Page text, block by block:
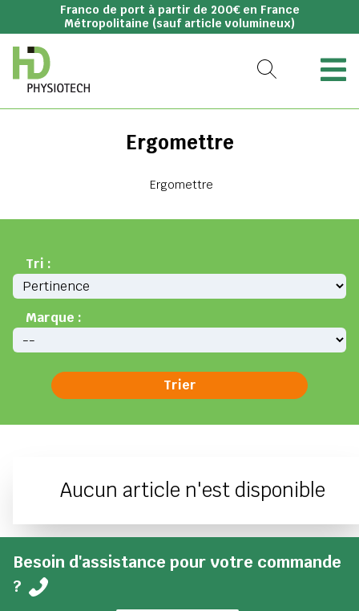
Franco de port à partir de 200€ en France
Métropolitaine (sauf article volumineux)
Ergomettre
Ergomettre
Tri :
Marque :
Aucun article n'est disponible
Besoin d'assistance pour votre commande
?